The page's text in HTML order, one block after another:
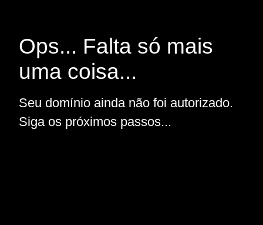
Ops... Falta só mais
uma coisa...
Seu domínio ainda não foi autorizado.
Siga os próximos passos...